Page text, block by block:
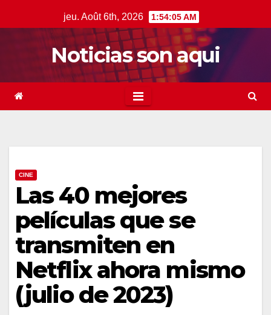
to
jeu. Août 6th, 2026 1:54:06 AM
Noticias son aqui
CINE
Las 40 mejores
películas que se
transmiten en
Netflix ahora mismo
(julio de 2023)